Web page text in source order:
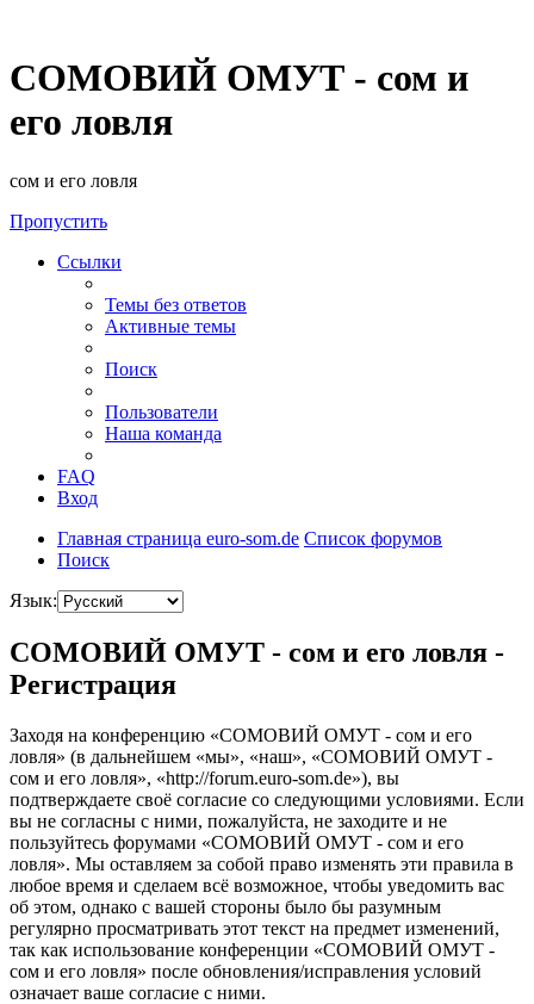
СОМОВИЙ ОМУТ - сом и
его ловля
сом и его ловля
Пропустить
Ссылки
Темы без ответов
Активные темы
Поиск
Пользователи
Наша команда
FAQ
Вход
Главная страница euro-som.de Список форумов
Поиск
Язык:
СОМОВИЙ ОМУТ - сом и его ловля -
Регистрация
Заходя на конференцию «СОМОВИЙ ОМУТ - сом и его
ловля» (в дальнейшем «мы», «наш», «СОМОВИЙ ОМУТ -
сом и его ловля», «http://forum.euro-som.de»), вы
подтверждаете своё согласие со следующими условиями. Если
вы не согласны с ними, пожалуйста, не заходите и не
пользуйтесь форумами «СОМОВИЙ ОМУТ - сом и его
ловля». Мы оставляем за собой право изменять эти правила в
любое время и сделаем всё возможное, чтобы уведомить вас
об этом, однако с вашей стороны было бы разумным
регулярно просматривать этот текст на предмет изменений,
так как использование конференции «СОМОВИЙ ОМУТ -
сом и его ловля» после обновления/исправления условий
означает ваше согласие с ними.